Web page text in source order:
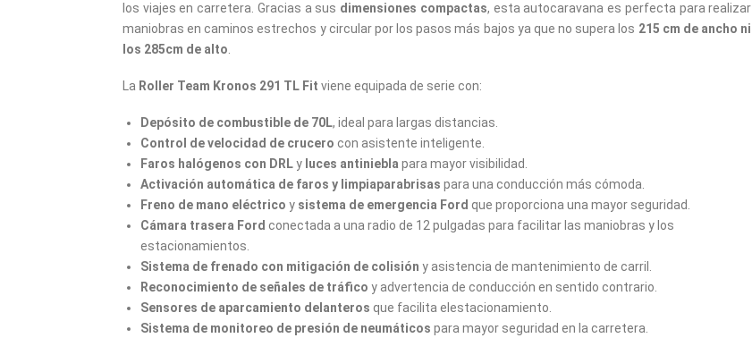
los viajes en carretera. Gracias a sus dimensiones compactas, esta autocaravana es perfecta para realizar
maniobras en caminos estrechos y circular por los pasos más bajos ya que no supera los 215 cm de ancho ni
los 285cm de alto
La Roller Team Kronos 291 TL Fit viene equipada de serie con:
Depósito de combustible de 70L, ideal para largas distancias.
Control de velocidad de crucero con asistente inteligente.
Faros halógenos con DRLy luces antiniebla para mayor visibilidad.
Activación automática de faros y limpiaparabrisas para una conducción más cómoda.
Freno de mano eléctrico y sistema de emergencia Ford que proporciona una mayor seguridad.
Cámara trasera Ford conectada a una radio de 12 pulgadas para facilitar las maniobras y los
estacionamientos.
Sistema de frenado con mitigación de colisión y asistencia de mantenimiento de carril.
Reconocimiento de señales de tráfico y advertencia de conducción en sentido contrario.
Sensores de aparcamiento delanteros que facilita elestacionamiento.
Sistema de monitoreo de presión de neumáticos para mayor seguridad en la carretera.